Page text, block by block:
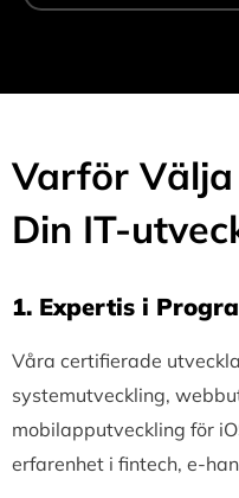
Varför
Din IT-
1.⁠ ⁠Expertis i
Våra certifierade
systemutveckling,
mobilapputveckling för
erfarenhet i fintech, e-